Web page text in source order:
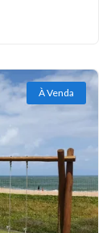
À Venda